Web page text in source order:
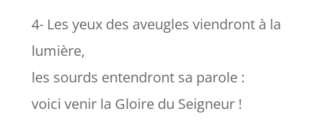
4- Les yeux des aveugles viendront à la
lumière,
les sourds entendront sa parole :
voici venir la Gloire du Seigneur !